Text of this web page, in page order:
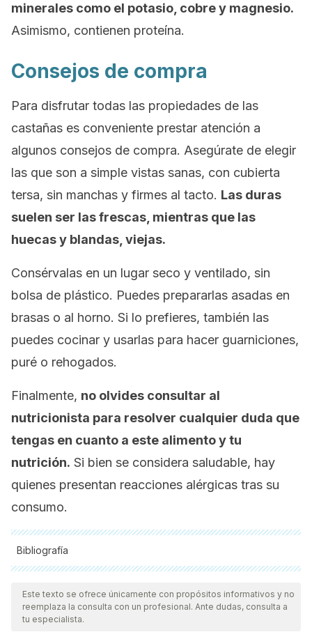
minerales como el potasio, cobre y magnesio.
Asimismo, contienen proteína.
Consejos de compra
Para disfrutar todas las propiedades de las
castañas es conveniente prestar atención a
algunos consejos de compra. Asegúrate de elegir
las que son a simple vistas sanas, con cubierta
tersa, sin manchas y firmes al tacto. Las duras
suelen ser las frescas, mientras que las
huecas y blandas, viejas.
Consérvalas en un lugar seco y ventilado, sin
bolsa de plástico. Puedes prepararlas asadas en
brasas o al horno. Si lo prefieres, también las
puedes cocinar y usarlas para hacer guarniciones,
puré o rehogados.
Finalmente, no olvides consultar al
nutricionista para resolver cualquier duda que
tengas en cuanto a este alimento y tu
nutrición. Si bien se considera saludable, hay
quienes presentan reacciones alérgicas tras su
consumo.
Bibliografía
Todas las fuentes citadas fueron revisadas a profundidad por
nuestro equipo, para asegurar su calidad, confiabilidad,
vigencia y validez.La bibliografía de este artículo fue
Este texto se ofrece únicamente con propósitos informativos y no
reemplaza la consulta con un profesional. Ante dudas, consulta a
tu especialista.